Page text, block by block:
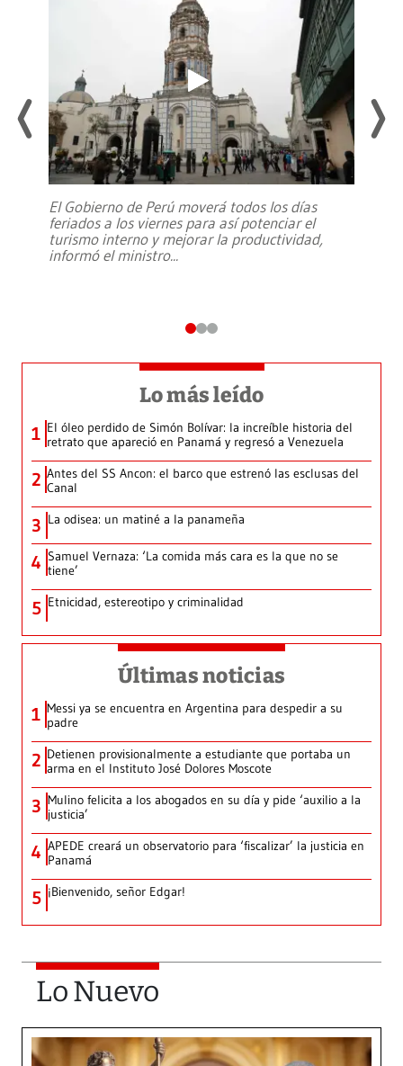
El Gobierno de Perú moverá todos los días
feriados a los viernes para así potenciar el
turismo interno y mejorar la productividad,
informó el ministro...
Lo más leído
1 El óleo perdido de Simón Bolívar: la increíble historia del
retrato que apareció en Panamá y regresó a Venezuela
2 Antes del SS Ancon: el barco que estrenó las esclusas del
Canal
3 La odisea: un matiné a la panameña
4 Samuel Vernaza: ‘La comida más cara es la que no se
tiene’
5 Etnicidad, estereotipo y criminalidad
Últimas noticias
1 Messi ya se encuentra en Argentina para despedir a su
padre
2 Detienen provisionalmente a estudiante que portaba un
arma en el Instituto José Dolores Moscote
3 Mulino felicita a los abogados en su día y pide ‘auxilio a la
justicia’
4 APEDE creará un observatorio para ‘fiscalizar’ la justicia en
Panamá
5 ¡Bienvenido, señor Edgar!
Lo Nuevo